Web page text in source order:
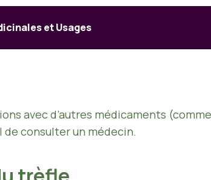
et Usages
avec d’autres médicaments
consulter un médecin.